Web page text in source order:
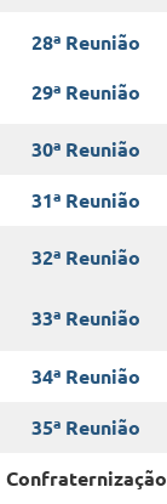
28ª Reunião
29ª Reunião
30ª Reunião
31ª Reunião
32ª Reunião
33ª Reunião
34ª Reunião
35ª Reunião
Confraternização